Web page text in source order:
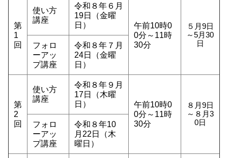
第
1
回
使い方
講座
令和８年６月
19日（金曜
日）
午前10時0
0分～11時
30分
５月9日
～5月30
日
フォロ
ーアッ
プ講座
令和８年７月
24日（金曜
日）
第
2
回
使い方
講座
令和８年９月
17日（木曜
日）
午前10時0
0分～11時
30分
８月9日
～８月3
0日
フォロ
ーアッ
プ講座
令和８年10
月22日（木
曜日）